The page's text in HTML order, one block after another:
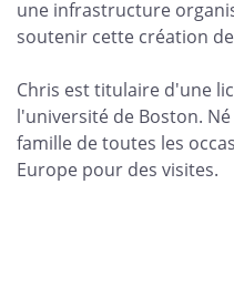
une infrastructure
soutenir cette création
Chris est titulaire d'une
l'université de Boston.
famille de toutes les
Europe pour des visites.